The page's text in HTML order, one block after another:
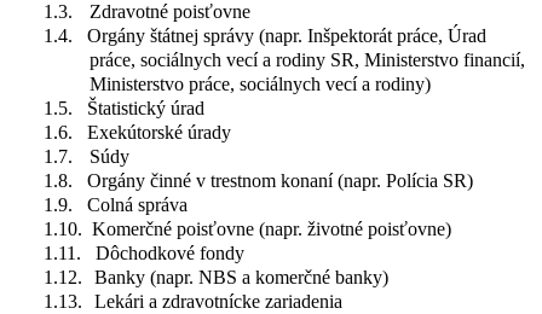
1.3.
Zdravotné poisťovne
1.4.
Orgány štátnej správy (napr. Inšpektorát práce, Úrad
práce, sociálnych vecí a rodiny SR, Ministerstvo financií,
Ministerstvo práce, sociálnych vecí a rodiny)
1.5.
Štatistický úrad
1.6.
Exekútorské úrady
1.7.
Súdy
1.8.
Orgány činné v trestnom konaní (napr. Polícia SR)
1.9.
Colná správa
1.10. Komerčné poisťovne (napr. životné poisťovne)
1.11.
Dôchodkové fondy
1.12.
Banky (napr. NBS a komerčné banky)
1.13.
Lekári a zdravotnícke zariadenia